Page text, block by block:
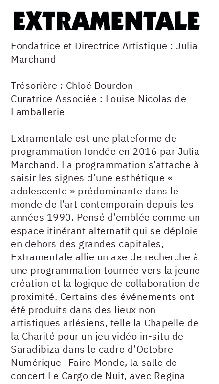
Fondatrice et Directrice Artistique : Julia
Marchand
Trésorière : Chloë Bourdon
Curatrice Associée : Louise Nicolas de
Lamballerie
Extramentale est une plateforme de
programmation fondée en 2016 par Julia
Marchand. La programmation s’attache à
saisir les signes d’une esthétique «
adolescente » prédominante dans le
monde de l’art contemporain depuis les
années 1990. Pensé d’emblée comme un
espace itinérant alternatif qui se déploie
en dehors des grandes capitales,
Extramentale allie un axe de recherche à
une programmation tournée vers la jeune
création et la logique de collaboration de
proximité. Certains des événements ont
été produits dans des lieux non
artistiques arlésiens, telle la Chapelle de
la Charité pour un jeu vidéo in-situ de
Saradibiza dans le cadre d’Octobre
Numérique- Faire Monde, la salle de
concert Le Cargo de Nuit, avec Regina